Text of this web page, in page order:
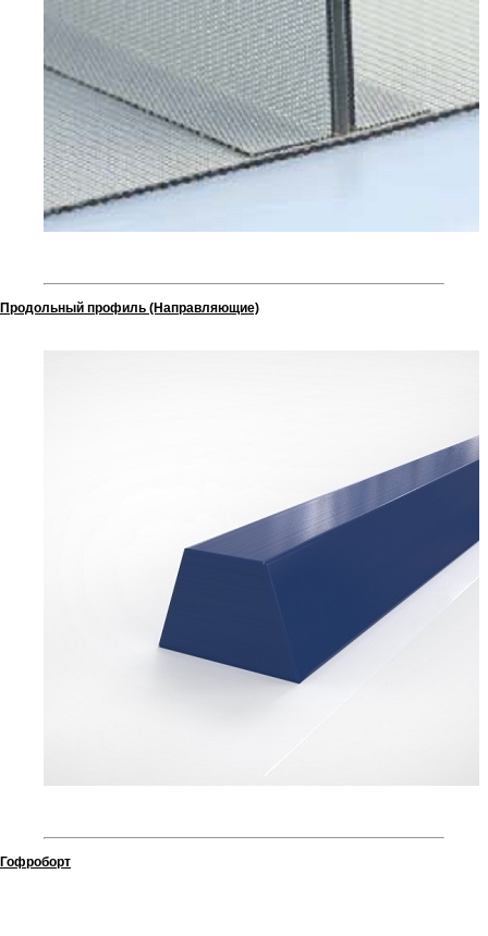
Продольный профиль (Направляющие)
Гофроборт